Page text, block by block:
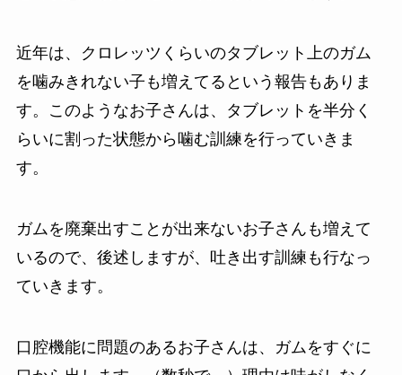
近年は、クロレッツくらいのタブレット上のガム
を噛みきれない子も増えてるという報告もありま
す。このようなお子さんは、タブレットを半分く
らいに割った状態から噛む訓練を行っていきま
す。
ガムを廃棄出すことが出来ないお子さんも増えて
いるので、後述しますが、吐き出す訓練も行なっ
ていきます。
口腔機能に問題のあるお子さんは、ガムをすぐに